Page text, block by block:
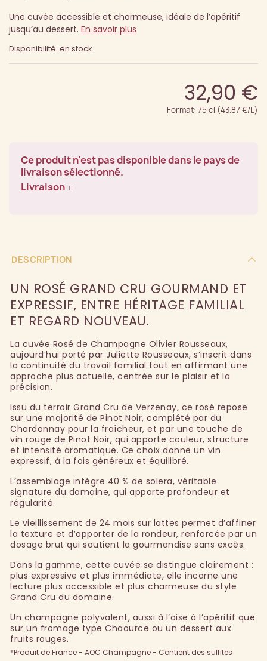
Une cuvée accessible et charmeuse, idéale de l’apéritif
jusqu’au dessert. En savoir plus
Disponibilité: en stock
32,90 €
Format: 75 cl (43.87 €/L)
Ce produit n'est pas disponible dans le pays de
livraison sélectionné.
Livraison
DESCRIPTION
UN ROSÉ GRAND CRU GOURMAND ET
EXPRESSIF, ENTRE HÉRITAGE FAMILIAL
ET REGARD NOUVEAU.
La cuvée Rosé de Champagne Olivier Rousseaux,
aujourd’hui porté par Juliette Rousseaux, s’inscrit dans
la continuité du travail familial tout en affirmant une
approche plus actuelle, centrée sur le plaisir et la
précision.
Issu du terroir Grand Cru de Verzenay, ce rosé repose
sur une majorité de Pinot Noir, complété par du
Chardonnay pour la fraîcheur, et par une touche de
vin rouge de Pinot Noir, qui apporte couleur, structure
et intensité aromatique. Ce choix donne un vin
expressif, à la fois généreux et équilibré.
L’assemblage intègre 40 % de solera, véritable
signature du domaine, qui apporte profondeur et
régularité.
Le vieillissement de 24 mois sur lattes permet d’affiner
la texture et d’apporter de la rondeur, renforcée par un
dosage brut qui soutient la gourmandise sans excès.
Dans la gamme, cette cuvée se distingue clairement :
plus expressive et plus immédiate, elle incarne une
lecture plus accessible et plus charmeuse du style
Grand Cru du domaine.
Un champagne polyvalent, aussi à l’aise à l’apéritif que
sur un fromage type Chaource ou un dessert aux
fruits rouges.
*Produit de France - AOC Champagne - Contient des sulfites